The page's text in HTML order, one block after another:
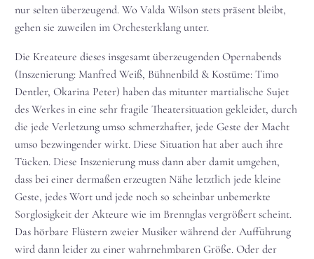
nur selten überzeugend. Wo Valda Wilson stets präsent bleibt,
gehen sie zuweilen im Orchesterklang unter.
Die Kreateure dieses insgesamt überzeugenden Opernabends
(Inszenierung: Manfred Weiß, Bühnenbild & Kostüme: Timo
Dentler, Okarina Peter) haben das mitunter martialische Sujet
des Werkes in eine sehr fragile Theatersituation gekleidet, durch
die jede Verletzung umso schmerzhafter, jede Geste der Macht
umso bezwingender wirkt. Diese Situation hat aber auch ihre
Tücken. Diese Inszenierung muss dann aber damit umgehen,
dass bei einer dermaßen erzeugten Nähe letztlich jede kleine
Geste, jedes Wort und jede noch so scheinbar unbemerkte
Sorglosigkeit der Akteure wie im Brennglas vergrößert scheint.
Das hörbare Flüstern zweier Musiker während der Aufführung
wird dann leider zu einer wahrnehmbaren Größe. Oder der